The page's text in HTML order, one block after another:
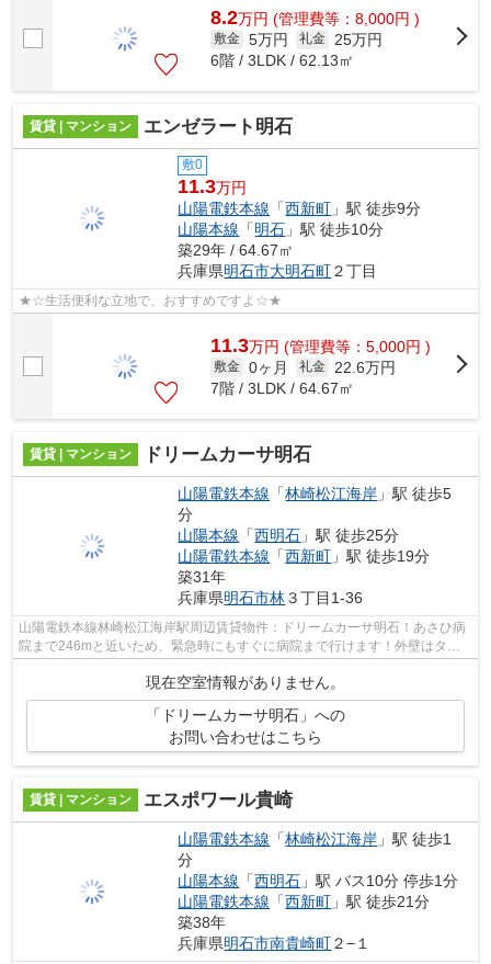
8.2万円 (管理費等：8,000円 )
敷金 5万円 礼金
25万円
6階 / 3LDK / 62.13㎡
賃貸 | マンション エンゼラート明石
敷0
11.3万円
山陽電鉄本線 「西新町 」駅 徒歩9分
山陽本線 「明石 」駅 徒歩10分
築29年 / 64.67㎡
兵庫県明石市大明石町２丁目
★☆生活便利な立地で、おすすめですよ☆★
11.3万円 (管理費等：5,000円 )
敷金 0ヶ月 礼金
22.6万円
7階 / 3LDK / 64.67㎡
賃貸 | マンション ドリームカーサ明石
山陽電鉄本線 「林崎松江海岸 」駅 徒歩5
分
山陽本線 「西明石 」駅 徒歩25分
山陽電鉄本線 「西新町 」駅 徒歩19分
築31年
兵庫県明石市林３丁目1-36
山陽電鉄本線林崎松江海岸駅周辺賃貸物件：ドリームカーサ明石！あさひ病
院まで246mと近いため、緊急時にもすぐに病院まで行けます！外壁はタイ
ル張りとなっていて、印象的な外観です...
現在空室情報がありません。
「ドリームカーサ明石」への
お問い合わせはこちら
賃貸 | マンション エスポワール貴崎
山陽電鉄本線 「林崎松江海岸 」駅 徒歩1
分
山陽本線 「西明石 」駅 バス10分 停歩1分
山陽電鉄本線 「西新町 」駅 徒歩21分
築38年
兵庫県明石市南貴崎町２−１